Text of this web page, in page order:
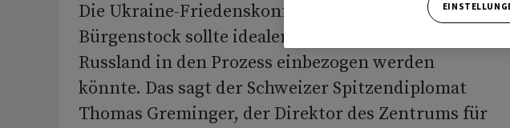
Die Ukraine-Friedenskonferenz auf dem
Bürgenstock sollte idealerweise festlegen, wie
Russland in den Prozess einbezogen werden
könnte. Das sagt der Schweizer Spitzendiplomat
Thomas Greminger, der Direktor des Zentrums für